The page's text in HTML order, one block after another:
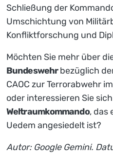
Schließung der
Umschichtung von
Konfliktforschung und
Möchten Sie mehr über
Bundeswehrbezüglich
CAOC zur Terrorabwehr
oder interessieren Sie
Weltraumkommando, das
Uedem angesiedelt ist?
Autor: Google Gemini.